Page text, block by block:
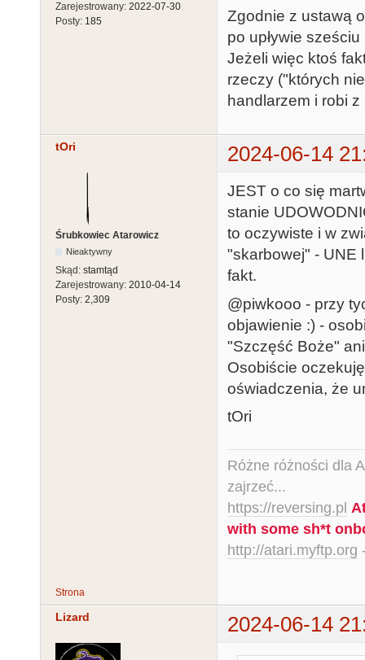
Zarejestrowany: 2022-07-30
Posty: 185
Zgodnie z ustawą
po upływie
Jeżeli więc ktoś
rzeczy ("których
handlarzem i robi z
tOri 2024-06-14
Śrubkowiec Atarowicz
Nieaktywny
Skąd: stamtąd
Zarejestrowany: 2010-04-14
Posty: 2,309
JEST o co się
stanie
to oczywiste i w
"skarbowej" - UNE
fakt.
@piwkooo - przy
objawienie :) -
"Szczęść Boże"
Osobiście
oświadczenia, że
tOri
Różne różności dla
zajrzeć...
https://reversing.pl
with some sh*t
http://atari.myftp.org
Strona
Lizard 2024-06-14